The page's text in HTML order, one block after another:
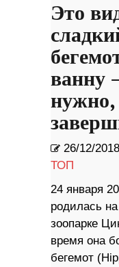
Это
ванну
26/12/2018
ТОП
24 января
родилась
зоопарке
время она
бегемот